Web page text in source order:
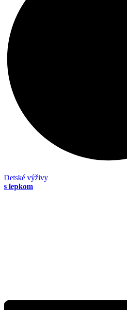
Detské výživy
s lepkom